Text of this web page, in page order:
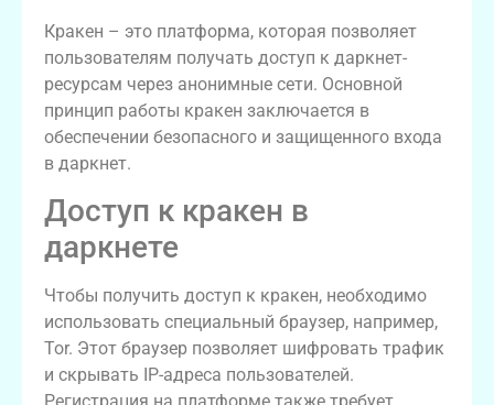
Кракен – это платформа, которая позволяет
пользователям получать доступ к даркнет-
ресурсам через анонимные сети. Основной
принцип работы кракен заключается в
обеспечении безопасного и защищенного входа
в даркнет.
Доступ к кракен в
даркнете
Чтобы получить доступ к кракен, необходимо
использовать специальный браузер, например,
Tor. Этот браузер позволяет шифровать трафик
и скрывать IP-адреса пользователей.